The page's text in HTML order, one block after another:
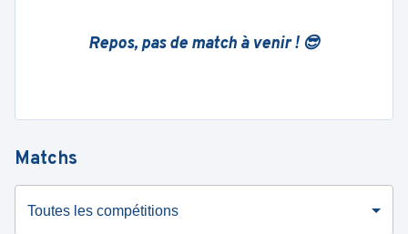
Repos, pas de match à venir ! 😎
Matchs
Toutes les compétitions